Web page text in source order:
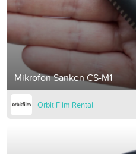
Mikrofon Sanken CS-M1
Orbit Film Rental